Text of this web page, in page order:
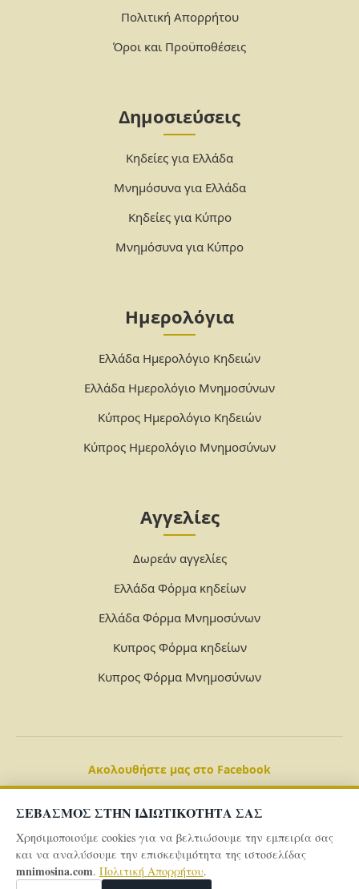
ΣΕΒΑΣΜΟΣ ΣΤΗΝ ΙΔΙΩΤΙΚΟΤΗΤΑ ΣΑΣ
Χρησιμοποιούμε cookies για να βελτιώσουμε την εμπειρία σας
και να αναλύσουμε την επισκεψιμότητα της ιστοσελίδας
mnimosina.com. Πολιτική Απορρήτου.
Πολιτική Απορρήτου
Όροι και Προϋποθέσεις
Δημοσιεύσεις
Κηδείες για Ελλάδα
Μνημόσυνα για Ελλάδα
Κηδείες για Κύπρο
Μνημόσυνα για Κύπρο
Ημερολόγια
Ελλάδα Ημερολόγιο Κηδειών
Ελλάδα Ημερολόγιο Μνημοσύνων
Κύπρος Ημερολόγιο Κηδειών
Κύπρος Ημερολόγιο Μνημοσύνων
Αγγελίες
Δωρεάν αγγελίες
Ελλάδα Φόρμα κηδείων
Ελλάδα Φόρμα Μνημοσύνων
Κυπρος Φόρμα κηδείων
Κυπρος Φόρμα Μνημοσύνων
Ακολουθήστε μας στο Facebook